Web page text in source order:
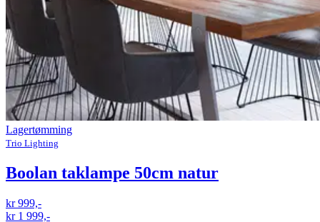
Lagertømming
Trio Lighting
Boolan taklampe 50cm natur
kr 999,-
kr 1 999,-